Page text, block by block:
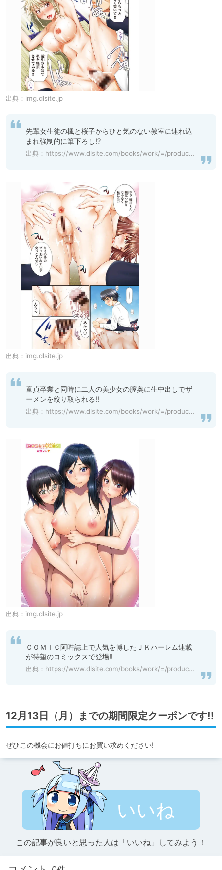
出典： img.dlsite.jp
先輩女生徒の楓と桜子からひと気のない教室に連れ込
まれ強制的に筆下ろし!?
出典： https://www.dlsite.com/books/work/=/product_id/BJ284854.html
出典： img.dlsite.jp
童貞卒業と同時に二人の美少女の膣奥に生中出しでザ
ーメンを絞り取られる!!
出典： https://www.dlsite.com/books/work/=/product_id/BJ284854.html
出典： img.dlsite.jp
ＣＯＭＩＣ阿吽誌上で人気を博したＪＫハーレム連載
が待望のコミックスで登場!!
出典： https://www.dlsite.com/books/work/=/product_id/BJ284854.html
12月13日（月）までの期間限定クーポンです!!
ぜひこの機会にお値打ちにお買い求めください!
いいね
この記事が良いと思った人は「いいね」してみよう！